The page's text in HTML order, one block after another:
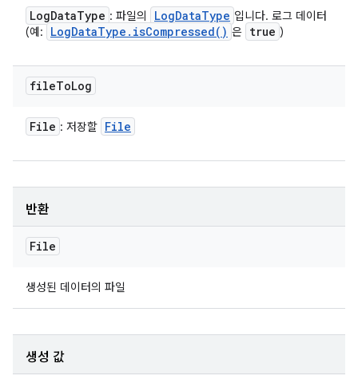
LogDataType : 파일의 LogDataType 입니다. 로그 데이터
(예:
LogDataType . isCompressed( ) 은 true )
fileToLog
File : 저장할 File
반환
File
생성된 데이터의 파일
생성 값